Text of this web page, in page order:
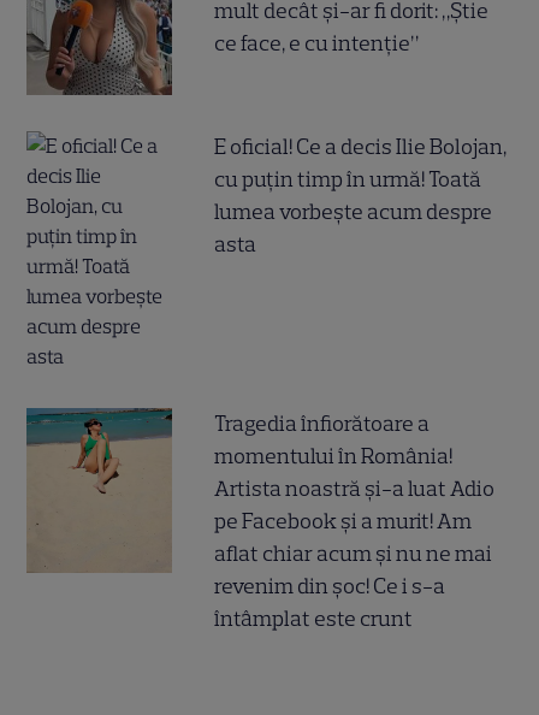
mult decât și-ar fi dorit: „Știe
ce face, e cu intenție”
E oficial! Ce a decis Ilie Bolojan,
cu puțin timp în urmă! Toată
lumea vorbește acum despre
asta
Tragedia înfiorătoare a
momentului în România!
Artista noastră și-a luat Adio
pe Facebook și a murit! Am
aflat chiar acum și nu ne mai
revenim din șoc! Ce i s-a
întâmplat este crunt